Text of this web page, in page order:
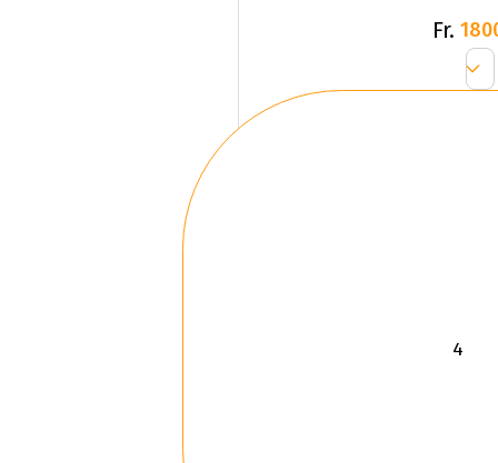
Fr.